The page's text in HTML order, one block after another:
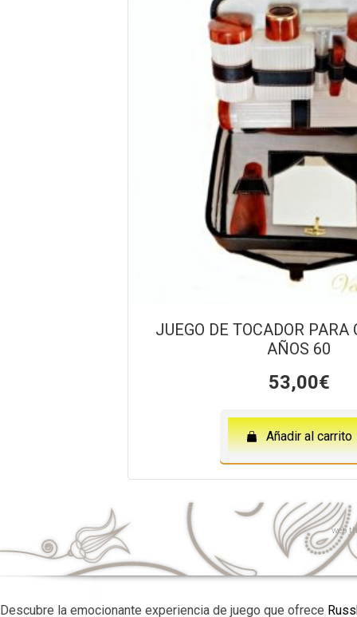
JUEGO DE TOCADOR PARA
AÑOS 60
53,00€
Añadir al carrito
web
Descubre la emocionante experiencia de juego que ofrece